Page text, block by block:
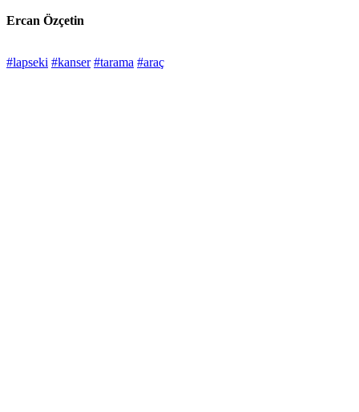
Ercan Özçetin
#lapseki #kanser #tarama #araç